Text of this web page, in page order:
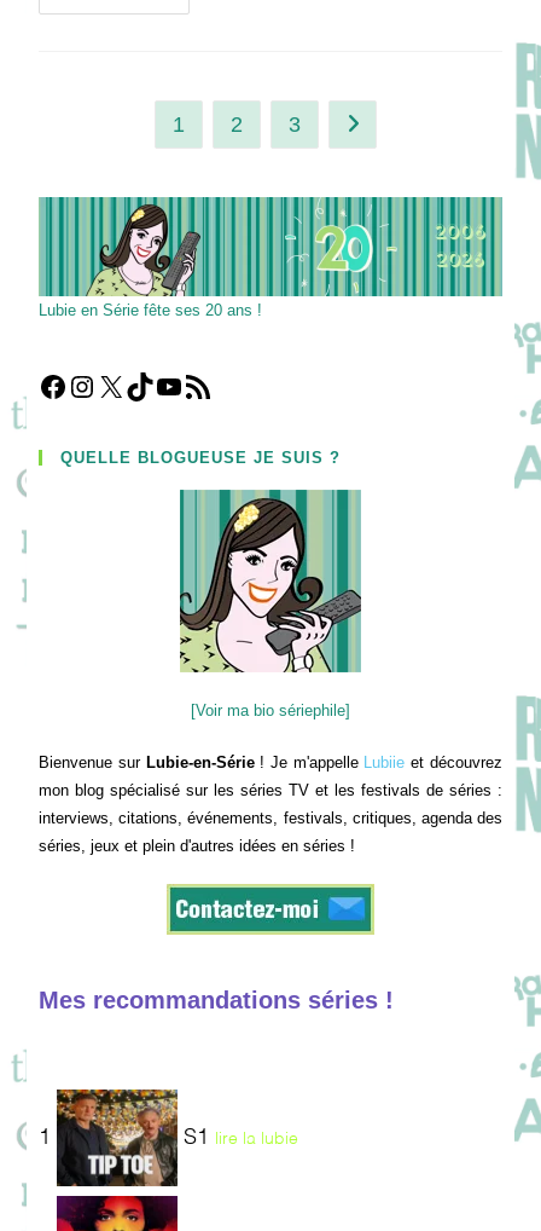
Séries
D’août
2020
1 2 3 Aller à la page suivante
Lubie en Série fête ses 20 ans !
Facebook
Instagram
X TikTokYouTube
Flux RSS
QUELLE BLOGUEUSE JE SUIS ?
[Voir ma bio sériephile]
Bienvenue sur Lubie-en-Série! Je m'appelle Lubiie et découvrez
mon blog spécialisé sur les séries TV et les festivals de séries :
interviews, citations, événements, festivals, critiques, agenda des
séries, jeux et plein d'autres idées en séries !
Mes recommandations séries !
1 S1 lire la lubie